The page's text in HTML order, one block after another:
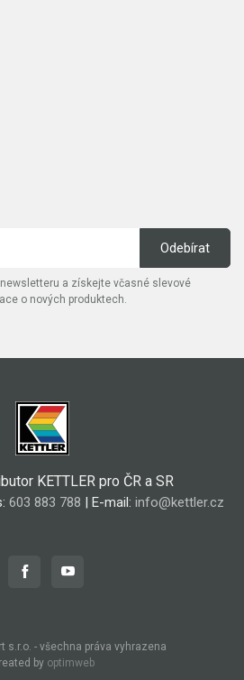
a získejte včasné slevové
o nových produktech.
KETTLER pro ČR a SR
603 883 788 | E-mail: info@kettler.cz
s.r.o. - všechna práva vyhrazena
by optimweb